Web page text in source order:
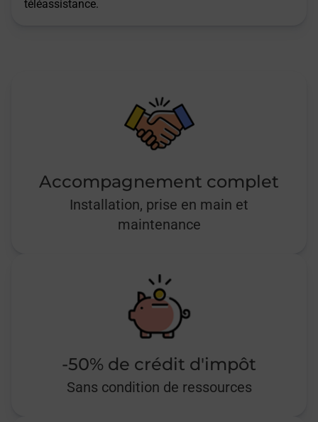
téléassistance.
Accompagnement complet
Installation, prise en main et
maintenance
-50% de crédit d'impôt
Sans condition de ressources